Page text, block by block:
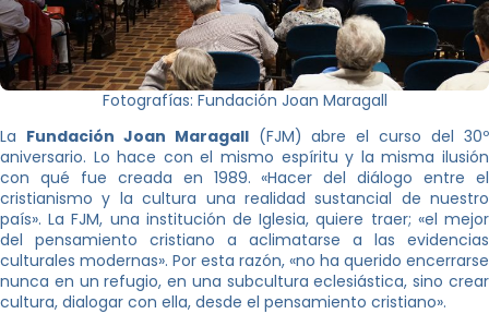
Fotografías: Fundación Joan Maragall
La Fundación Joan Maragall(FJM) abre el curso del 30º
aniversario. Lo hace con el mismo espíritu y la misma ilusión
con qué fue creada en 1989. «Hacer del diálogo entre el
cristianismo y la cultura una realidad sustancial de nuestro
país». La FJM, una institución de Iglesia, quiere traer; «el mejor
del pensamiento cristiano a aclimatarse a las evidencias
culturales modernas». Por esta razón, «no ha querido encerrarse
nunca en un refugio, en una subcultura eclesiástica, sino crear
cultura, dialogar con ella, desde el pensamiento cristiano».